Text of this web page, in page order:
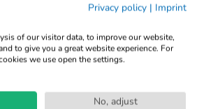
Privacy policy | Imprint
of our visitor data, to improve our website,
to give you a great website experience. For
we use open the settings.
No, adjust